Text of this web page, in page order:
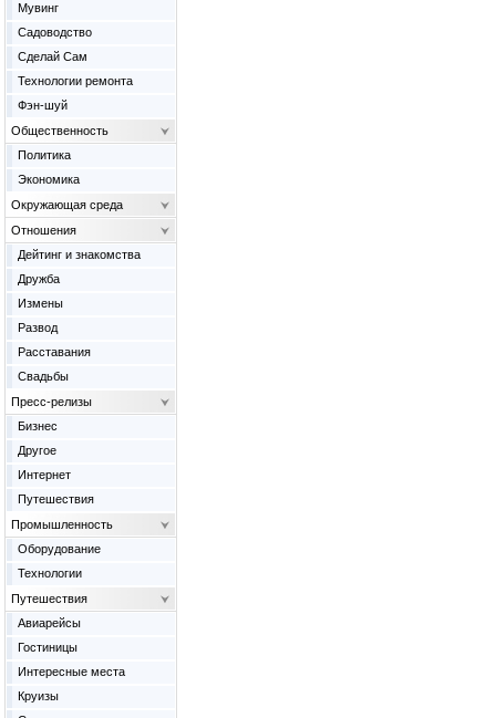
Мувинг
Садоводство
Сделай Сам
Технологии ремонта
Фэн-шуй
Общественность
Политика
Экономика
Окружающая среда
Отношения
Дейтинг и знакомства
Дружба
Измены
Развод
Расставания
Свадьбы
Пресс-релизы
Бизнес
Другое
Интернет
Путешествия
Промышленность
Оборудование
Технологии
Путешествия
Авиарейсы
Гостиницы
Интересные места
Круизы